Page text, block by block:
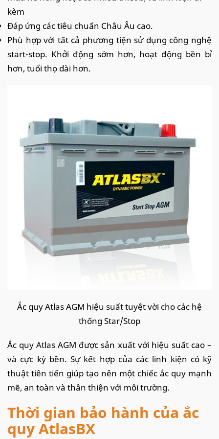
kèm
Đáp ứng các tiêu chuẩn Châu Âu cao.
Phù hợp với tất cả phương tiện sử dụng công nghệ
start-stop. Khởi động sớm hơn, hoạt động bền bỉ
hơn, tuổi thọ dài hơn.
Ắc quy Atlas AGM hiệu suất tuyệt vời cho các hệ
thống Star/Stop
Ắc quy Atlas AGM được sản xuất với hiệu suất cao –
và cực kỳ bền. Sự kết hợp của các linh kiện có kỹ
thuật tiên tiến giúp tạo nên một chiếc ắc quy mạnh
mẽ, an toàn và thân thiện với môi trường.
Thời gian bảo hành của ắc
quy AtlasBX